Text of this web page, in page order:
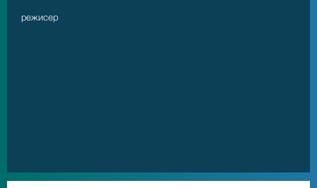
режисер